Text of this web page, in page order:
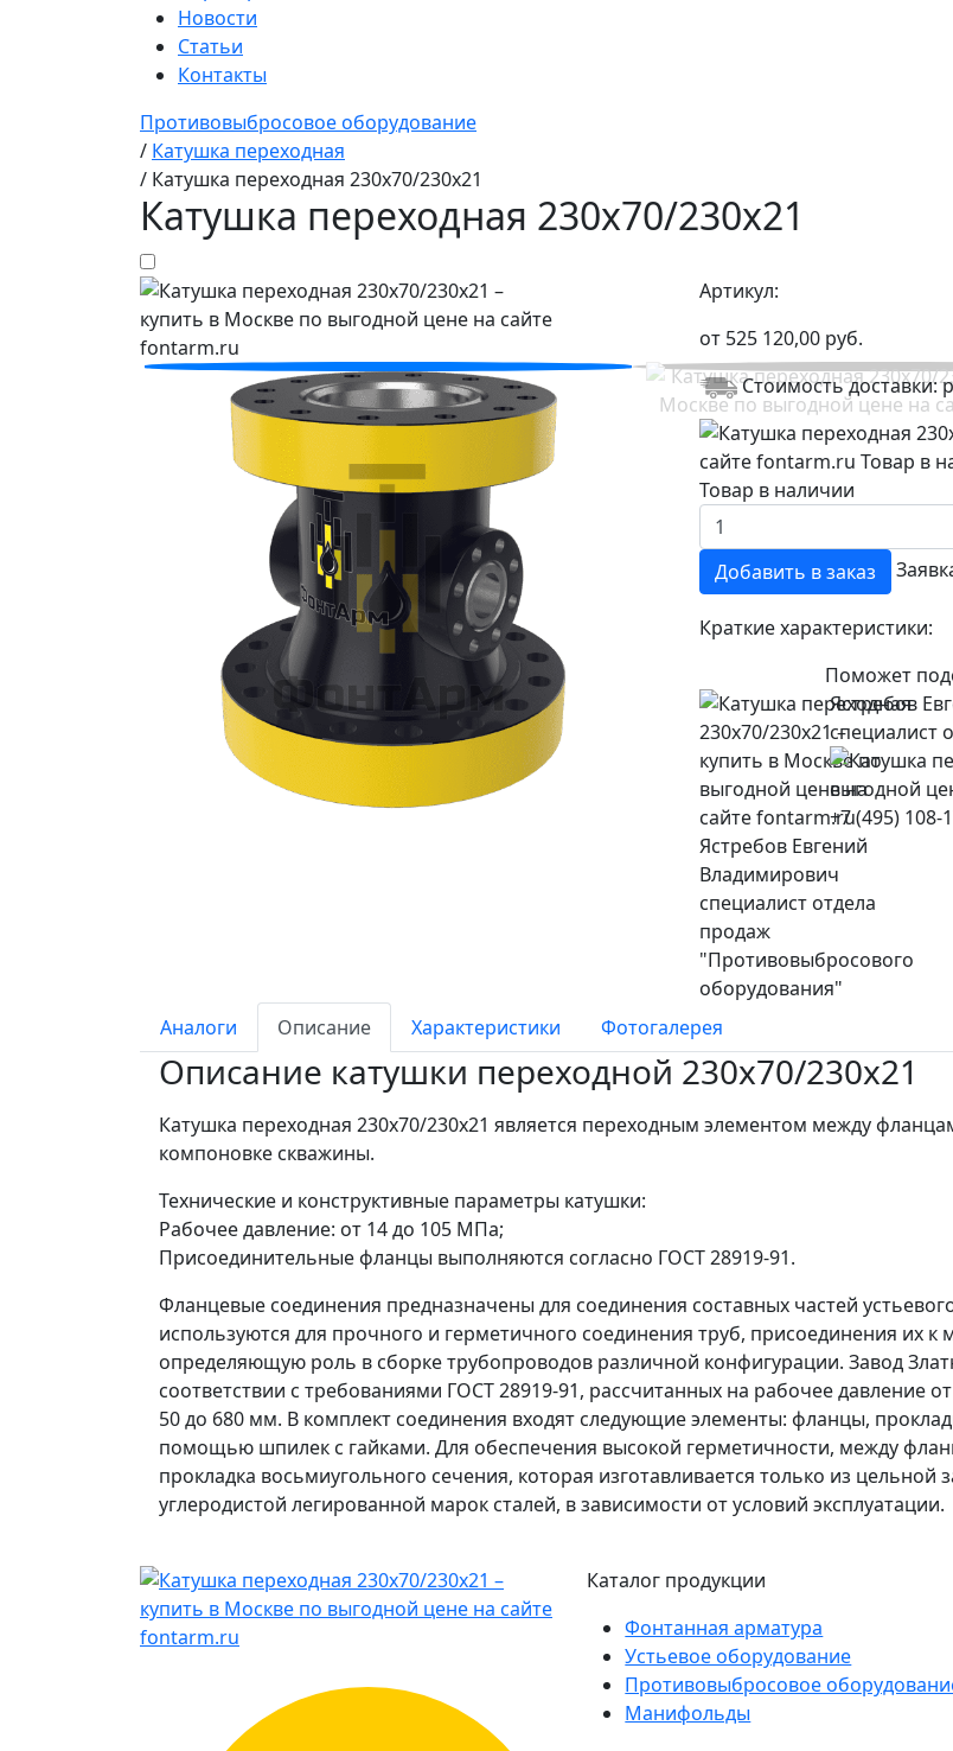
Новости
Статьи
Контакты
Противовыбросовое оборудование
/ Катушка переходная
/ Катушка переходная 230х70/230х21
Катушка переходная 230х70/230х21
Артикул:
от 525 120,00руб.
Стоимость доставки:
Товар в наличии
Добавить в заказ
Краткие характеристики:
Поможет
Ястребов
специалист
+7 (495) 108-
Аналоги Описание Характеристики Фотогалерея
Описание катушки переходной 230х70/230х21
Катушка переходная 230х70/230х21 является переходным элементом между
компоновке скважины.
Технические и конструктивные параметры катушки:
Рабочее давление: от 14 до 105 МПа;
Присоединительные фланцы выполняются согласно ГОСТ 28919-91.
Фланцевые соединения предназначены для соединения составных частей
используются для прочного и герметичного соединения труб, присоединения их
определяющую роль в сборке трубопроводов различной конфигурации. Завод
соответствии с требованиями ГОСТ 28919-91, рассчитанных на рабочее давление
50 до 680 мм. В комплект соединения входят следующие элементы: фланцы,
помощью шпилек с гайками. Для обеспечения высокой герметичности, между
прокладка восьмиугольного сечения, которая изготавливается только из цельной
углеродистой легированной марок сталей, в зависимости от условий эксплуатации.
Каталог продукции
Фонтанная арматура
Устьевое оборудование
Противовыбросовое
Манифольды